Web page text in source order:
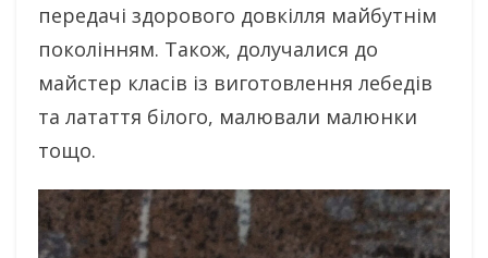
передачі здорового довкілля майбутнім
поколінням. Також, долучалися до
майстер класів із виготовлення лебедів
та латаття білого, малювали малюнки
тощо.